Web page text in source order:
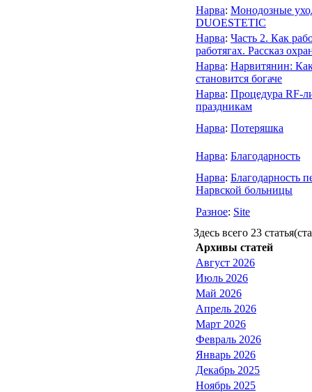
Нарва: Монодозные
DUOESTETIC
Нарва: Часть 2. Как
работягах. Рассказ
Нарва: Нарвитянин: Как
становится богаче
Нарва: Процедура RF-
праздникам
Нарва: Потеряшка
Нарва: Благодарность
Нарва: Благодарность
Нарвской больницы
Разное: Site
Здесь всего 23
Архивы статей
Август 2026
Июль 2026
Май 2026
Апрель 2026
Март 2026
Февраль 2026
Январь 2026
Декабрь 2025
Ноябрь 2025